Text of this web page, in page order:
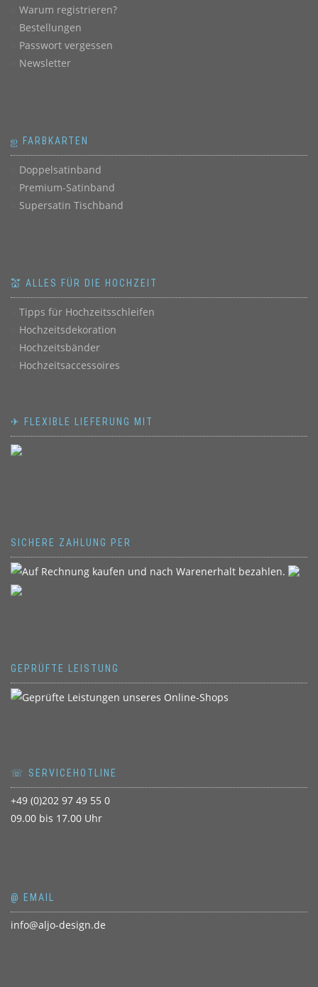
Warum registrieren?
Bestellungen
Passwort vergessen
Newsletter
ஐ FARBKARTEN
Doppelsatinband
Premium-Satinband
Supersatin Tischband
💒 ALLES FÜR DIE HOCHZEIT
Tipps für Hochzeitsschleifen
Hochzeitsdekoration
Hochzeitsbänder
Hochzeitsaccessoires
✈ FLEXIBLE LIEFERUNG MIT
SICHERE ZAHLUNG PER
GEPRÜFTE LEISTUNG
☏ SERVICEHOTLINE
+49 (0)202 97 49 55 0
09.00 bis 17.00 Uhr
@ EMAIL
info@aljo-design.de